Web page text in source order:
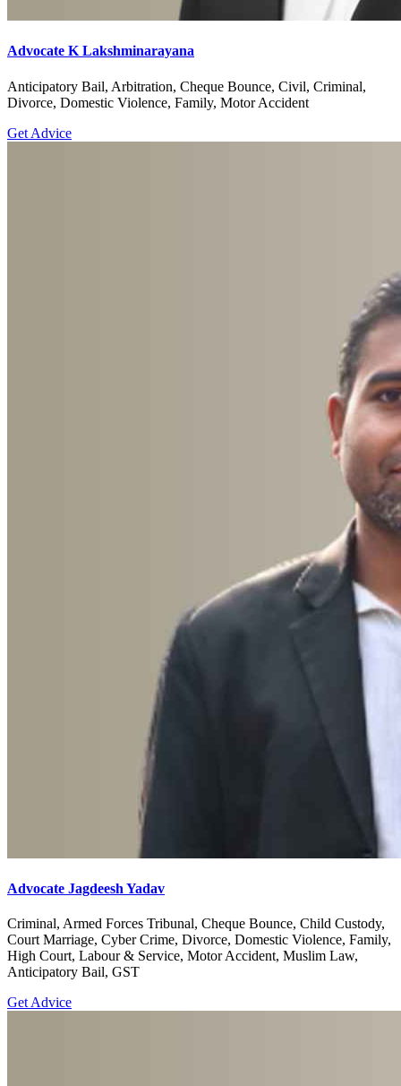
Advocate K Lakshminarayana
Anticipatory Bail, Arbitration, Cheque Bounce, Civil, Criminal,
Divorce, Domestic Violence, Family, Motor Accident
Get Advice
Advocate Jagdeesh Yadav
Criminal, Armed Forces Tribunal, Cheque Bounce, Child Custody,
Court Marriage, Cyber Crime, Divorce, Domestic Violence, Family,
High Court, Labour & Service, Motor Accident, Muslim Law,
Anticipatory Bail, GST
Get Advice